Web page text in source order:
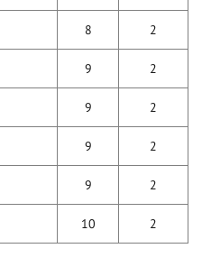
8 2
9 2
9 2
9 2
9 2
10 2